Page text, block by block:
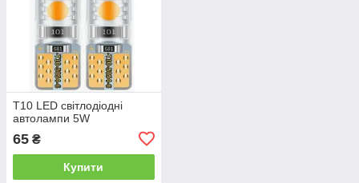
T10 LED світлодіодні
автолампи 5W
65 ₴
Купити